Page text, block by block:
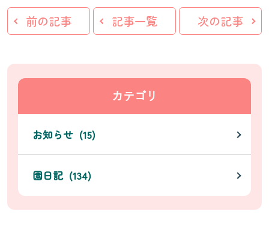
前の記事 記事一覧 次の記事
カテゴリ
お知らせ (15)
園日記 (134)